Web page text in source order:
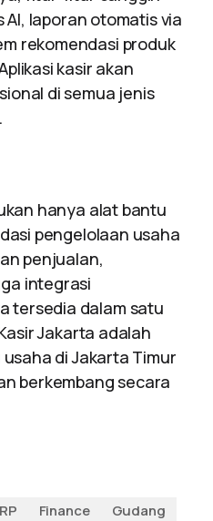
laporan otomatis via
rekomendasi produk
kasir akan
di semua jenis
hanya alat bantu
pengelolaan usaha
penjualan,
integrasi
tersedia dalam satu
Jakarta adalah
di Jakarta Timur
berkembang secara
Finance
Gudang